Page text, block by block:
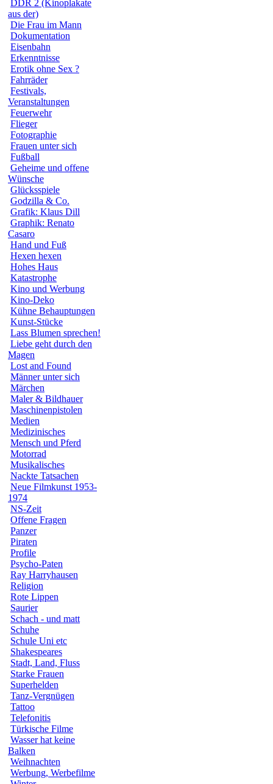
DDR 2 (Kinoplakate
aus der)
Die Frau im Mann
Dokumentation
Eisenbahn
Erkenntnisse
Erotik ohne Sex ?
Fahrräder
Festivals,
Veranstaltungen
Feuerwehr
Flieger
Fotographie
Frauen unter sich
Fußball
Geheime und offene
Wünsche
Glücksspiele
Godzilla & Co.
Grafik: Klaus Dill
Graphik: Renato
Casaro
Hand und Fuß
Hexen hexen
Hohes Haus
Katastrophe
Kino und Werbung
Kino-Deko
Kühne Behauptungen
Kunst-Stücke
Lass Blumen sprechen!
Liebe geht durch den
Magen
Lost and Found
Männer unter sich
Märchen
Maler & Bildhauer
Maschinenpistolen
Medien
Medizinisches
Mensch und Pferd
Motorrad
Musikalisches
Nackte Tatsachen
Neue Filmkunst 1953-
1974
NS-Zeit
Offene Fragen
Panzer
Piraten
Profile
Psycho-Paten
Ray Harryhausen
Religion
Rote Lippen
Saurier
Schach - und matt
Schuhe
Schule Uni etc
Shakespeares
Stadt, Land, Fluss
Starke Frauen
Superhelden
Tanz-Vergnügen
Tattoo
Telefonitis
Türkische Filme
Wasser hat keine
Balken
Weihnachten
Werbung, Werbefilme